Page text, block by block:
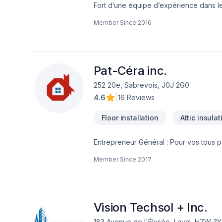
Fort d’une équipe d’expérience dans
résidentiel ou commercial de manière
nos clients, afin de gagner et garder
Member Since 2016
Pat-Céra inc.
252 20e, Sabrevois, J0J 2G0
4.6
16 Reviews
Floor installation Attic
Entrepreneur Général : Pour vos tous
Member Since 2017
Vision Techsol + Inc.